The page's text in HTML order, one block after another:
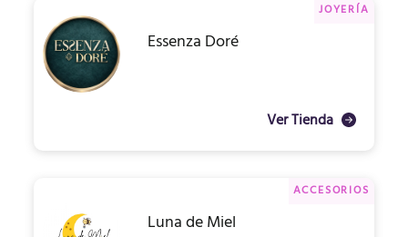
JOYERÍA
Essenza Doré
Ver Tienda
ACCESORIOS
Luna de Miel